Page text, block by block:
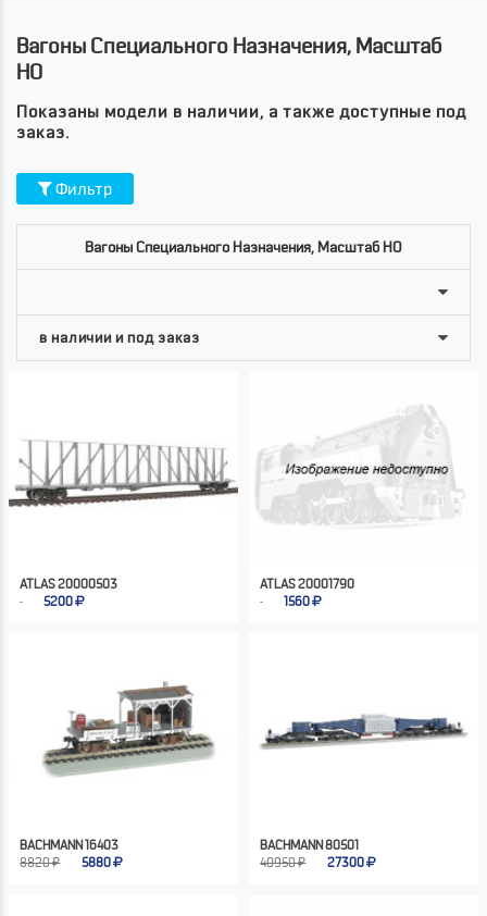
Вагоны Специального Назначения, Масштаб
HO
Показаны модели в наличии, а также доступные под
заказ.
Фильтр
Вагоны Специального Назначения, Масштаб HO
ATLAS 20000503
5200
ATLAS 20001790
1560
BACHMANN 16403
8820 ₽
5880
BACHMANN 80501
40950 ₽
27300